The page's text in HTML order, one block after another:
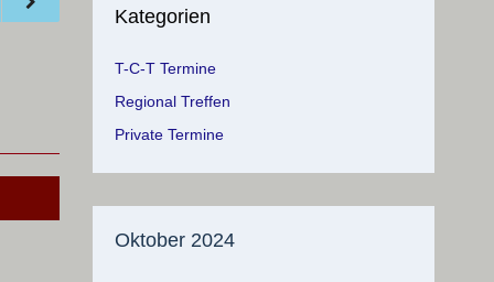
Kategorien
T-C-T Termine
Regional Treffen
Private Termine
Oktober 2024